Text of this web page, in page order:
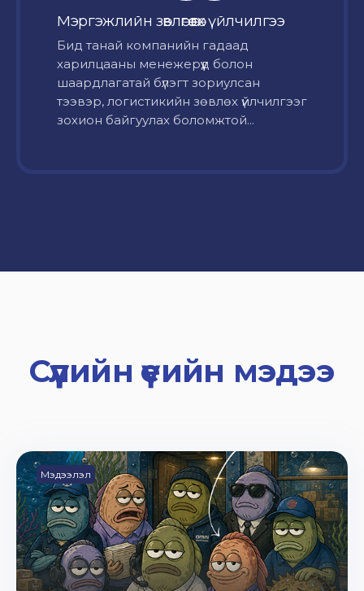
Мэргэжлийн зөвлөгөө өгөх үйлчилгээ
Бид танай компанийн гадаад
харилцааны менежерүүд болон
шаардлагатай бүлэгт зориулсан
тээвэр, логистикийн зөвлөх үйлчилгээг
зохион байгуулах боломжтой...
Сүүлийн үеийн мэдээ
Мэдээлэл